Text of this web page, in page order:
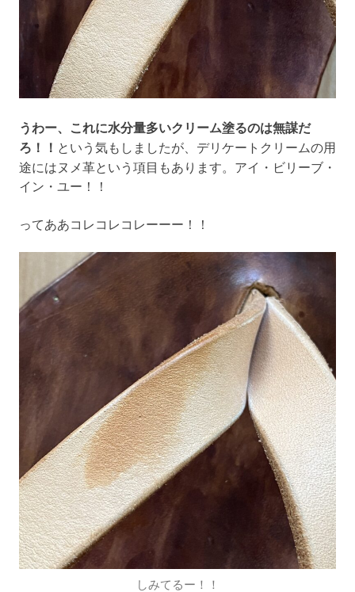
うわー、これに水分量多いクリーム塗るのは無謀だ
ろ！！ という気もしましたが、デリケートクリームの用
途にはヌメ革という項目もあります。アイ・ビリーブ・
イン・ユー！！
ってああコレコレコレーーー！！
しみてるー！！